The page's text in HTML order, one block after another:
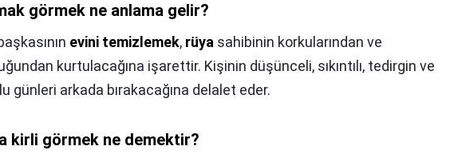
görmek ne anlama gelir?
evini temizlemek, rüya sahibinin korkularından ve
kurtulacağına işarettir. Kişinin düşünceli, sıkıntılı, tedirgin ve
günleri arkada bırakacağına delalet eder.
kirli görmek ne demektir?